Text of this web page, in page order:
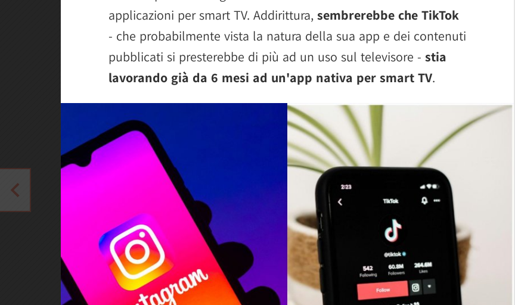
applicazioni per smart TV. Addirittura, sembrerebbe che TikTok
- che probabilmente vista la natura della sua app e dei contenuti
pubblicati si presterebbe di più ad un uso sul televisore - stia
lavorando già da 6 mesi ad un'app nativa per smart TV.